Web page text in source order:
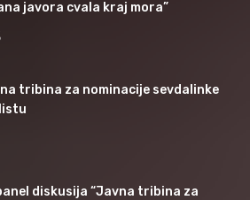
javora cvala kraj mora”
tribina za nominacije sevdalinke
listu
diskusija “Javna tribina za